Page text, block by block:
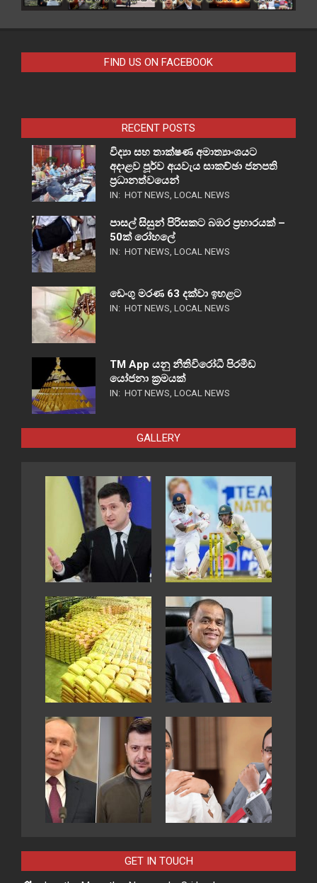
FIND US ON FACEBOOK
RECENT POSTS
විද්‍යා සහ තාක්ෂණ අමාත්‍යාංශයට
අදාළව පූර්ව අයවැය සාකච්ඡා ජනපති
ප්‍රධානත්වයෙන්
IN: HOT NEWS, LOCAL NEWS
පාසල් සිසුන් පිරිසකට බඹර ප්‍රහාරයක් –
50ක් රෝහලේ
IN: HOT NEWS, LOCAL NEWS
ඩෙංගු මරණ 63 දක්වා ඉහළට
IN: HOT NEWS, LOCAL NEWS
TM App යනු නීතිවිරෝධී පිරමීඩ
යෝජනා ක්‍රමයක්
IN: HOT NEWS, LOCAL NEWS
GALLERY
GET IN TOUCH